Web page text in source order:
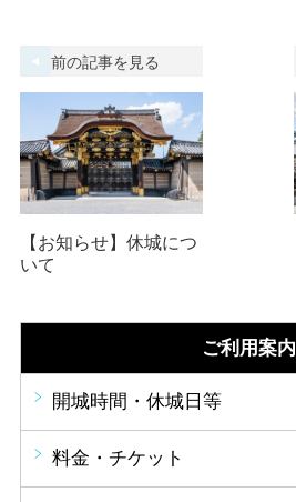
前の記事を見る
【お知らせ】休城につ
いて
ご利用案内
開城時間・休城日等
料金・チケット